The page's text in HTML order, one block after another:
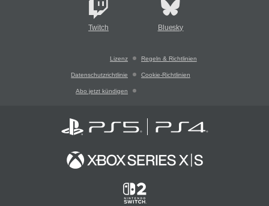
Twitch Bluesky
Lizenz Regeln & Richtlinien
Datenschutzrichtlinie Cookie-Richtlinien
Abo jetzt kündigen